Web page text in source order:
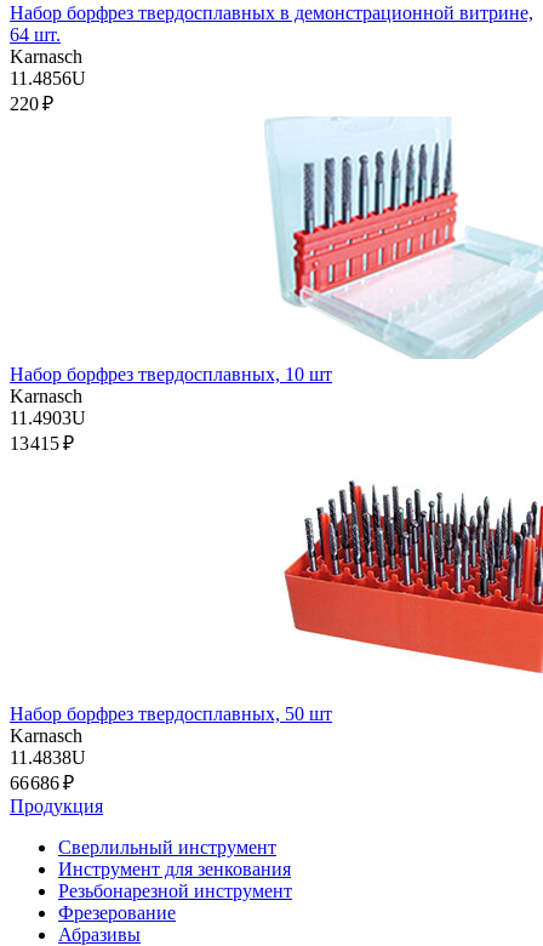
Набор борфрез твердосплавных в демонстрационной витрине,
64 шт.
Karnasch
11.4856U
220 ₽
Набор борфрез твердосплавных, 10 шт
Karnasch
11.4903U
13 415 ₽
Набор борфрез твердосплавных, 50 шт
Karnasch
11.4838U
66 686 ₽
Продукция
Сверлильный инструмент
Инструмент для зенкования
Резьбонарезной инструмент
Фрезерование
Абразивы